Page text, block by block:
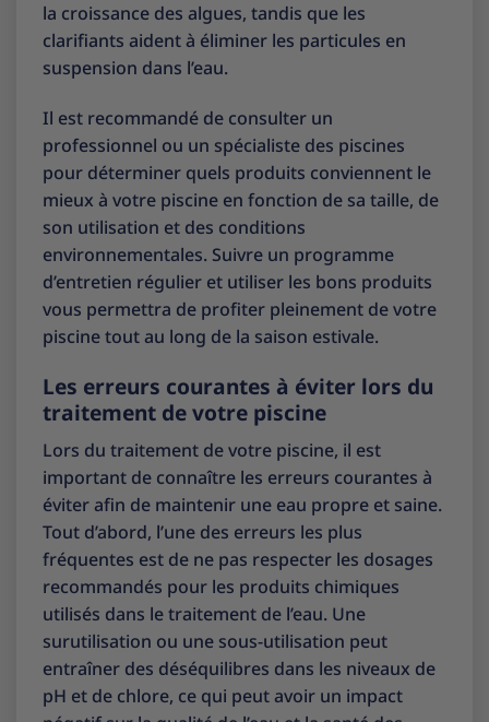
la croissance des algues, tandis que les
clarifiants aident à éliminer les particules en
suspension dans l’eau.
Il est recommandé de consulter un
professionnel ou un spécialiste des piscines
pour déterminer quels produits conviennent le
mieux à votre piscine en fonction de sa taille, de
son utilisation et des conditions
environnementales. Suivre un programme
d’entretien régulier et utiliser les bons produits
vous permettra de profiter pleinement de votre
piscine tout au long de la saison estivale.
Les erreurs courantes à éviter lors du
traitement de votre piscine
Lors du traitement de votre piscine, il est
important de connaître les erreurs courantes à
éviter afin de maintenir une eau propre et saine.
Tout d’abord, l’une des erreurs les plus
fréquentes est de ne pas respecter les dosages
recommandés pour les produits chimiques
utilisés dans le traitement de l’eau. Une
surutilisation ou une sous-utilisation peut
entraîner des déséquilibres dans les niveaux de
pH et de chlore, ce qui peut avoir un impact